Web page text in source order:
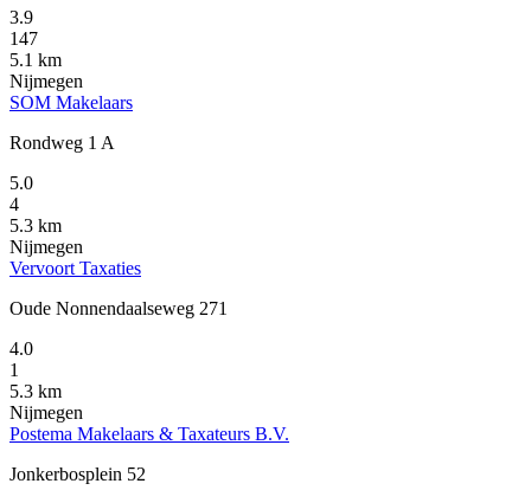
3.9
147
5.1 km
Nijmegen
SOM Makelaars
Rondweg 1 A
5.0
4
5.3 km
Nijmegen
Vervoort Taxaties
Oude Nonnendaalseweg 271
4.0
1
5.3 km
Nijmegen
Postema Makelaars & Taxateurs B.V.
Jonkerbosplein 52